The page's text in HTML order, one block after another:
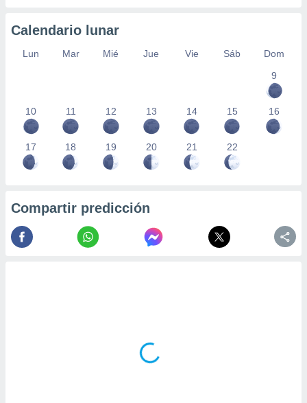
Calendario lunar
Lun Mar Mié Jue Vie Sáb
Dom
9
10 11 12 13 14 15 16
17 18 19 20 21 22
Compartir predicción